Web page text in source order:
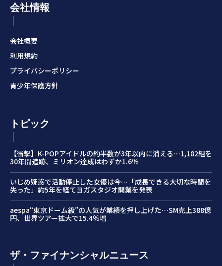
会社情報
会社概要
利用規約
プライバシーポリシー
青少年保護方針
トピック
【衝撃】K-POPアイドルの約半数が3年以内に消える…1,182組を
30年間追跡、ミリオン達成はわずか1.6％
いじめ疑惑で活動停止した女優は今…「成長できる大切な時間を
失った」約5年を経てヨガスタジオ開業を発表
aespa“東京ドーム級”の人気が業績を押し上げた…SM売上388億
円、世界ツアー拡大で15.4％増
ザ・ファイナンシャルニュース